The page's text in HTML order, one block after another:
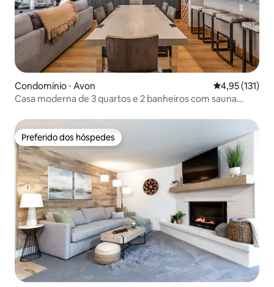
Condomínio ⋅ Avon 4,95 de uma
4,95 (131)
Casa moderna de 3 quartos e 2 banheiros com sauna
Preferido dos hóspedes
Preferido dos hóspedes